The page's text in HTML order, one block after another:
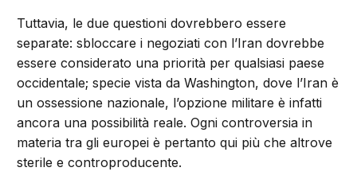
Tuttavia, le due questioni dovrebbero essere
separate: sbloccare i negoziati con l’Iran dovrebbe
essere considerato una priorità per qualsiasi paese
occidentale; specie vista da Washington, dove l’Iran è
un ossessione nazionale, l’opzione militare è infatti
ancora una possibilità reale. Ogni controversia in
materia tra gli europei è pertanto qui più che altrove
sterile e controproducente.